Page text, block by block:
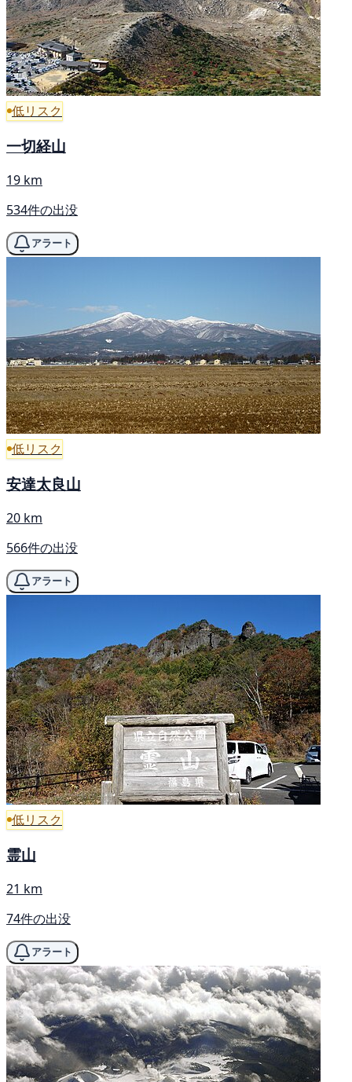
低リスク
一切経山
19 km
534件の出没
アラート
低リスク
安達太良山
20 km
566件の出没
アラート
低リスク
霊山
21 km
74件の出没
アラート